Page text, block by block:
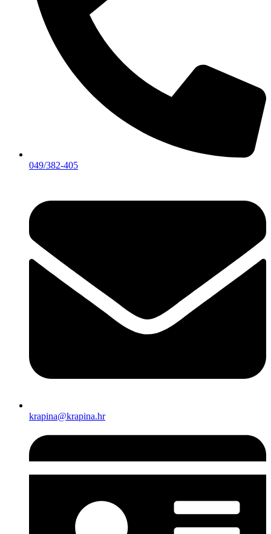
049/382-405
krapina@krapina.hr